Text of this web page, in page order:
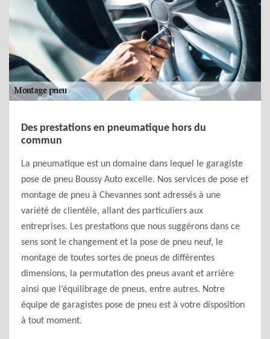
Des prestations en pneumatique hors du
commun
La pneumatique est un domaine dans lequel le garagiste
pose de pneu Boussy Auto excelle. Nos services de pose et
montage de pneu à Chevannes sont adressés à une
variété de clientèle, allant des particuliers aux
entreprises. Les prestations que nous suggérons dans ce
sens sont le changement et la pose de pneu neuf, le
montage de toutes sortes de pneus de différentes
dimensions, la permutation des pneus avant et arrière
ainsi que l’équilibrage de pneus, entre autres. Notre
équipe de garagistes pose de pneu est à votre disposition
à tout moment.